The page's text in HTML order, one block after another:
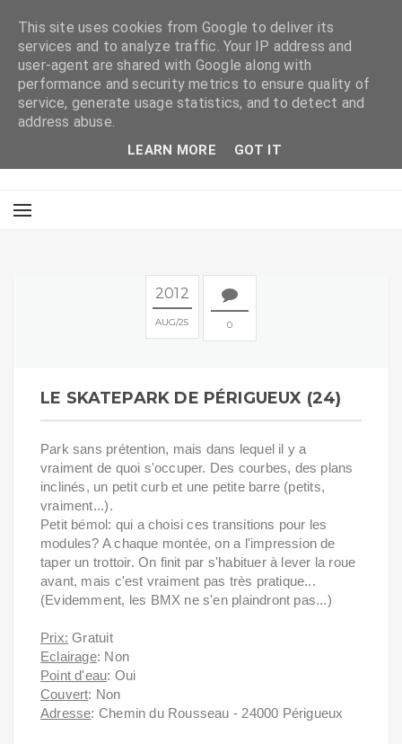
2012
AUG 25 0
LE SKATEPARK DE PÉRIGUEUX (24)
Park sans prétention, mais dans lequel il y a
vraiment de quoi s'occuper. Des courbes, des plans
inclinés, un petit curb et une petite barre (petits,
vraiment...).
Petit bémol: qui a choisi ces transitions pour les
modules? A chaque montée, on a l'impression de
taper un trottoir. On finit par s'habituer à lever la roue
avant, mais c'est vraiment pas très pratique...
(Evidemment, les BMX ne s'en plaindront pas...)
Prix: Gratuit
Eclairage: Non
Point d'eau: Oui
Couvert: Non
Adresse: Chemin du Rousseau - 24000 Périgueux
This site uses cookies from Google to deliver its
services and to analyze traffic. Your IP address and
user-agent are shared with Google along with
performance and security metrics to ensure quality of
service, generate usage statistics, and to detect and
address abuse.
LEARN MORE GOT IT